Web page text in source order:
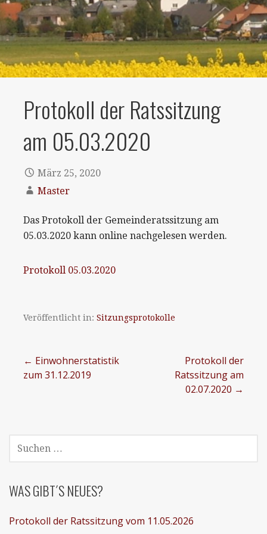
Protokoll der Ratssitzung
am 05.03.2020
März 25, 2020
Master
Das Protokoll der Gemeinderatssitzung am
05.03.2020 kann online nachgelesen werden.
Protokoll 05.03.2020
Veröffentlicht in: Sitzungsprotokolle
Beitragsnavigation
← Einwohnerstatistik
zum 31.12.2019
Protokoll der
Ratssitzung am
02.07.2020 →
SUCHEN
NACH:
WAS GIBT´S NEUES?
Protokoll der Ratssitzung vom 11.05.2026